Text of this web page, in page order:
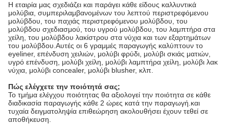
Η εταιρία μας σχεδιάζει και παράγει κάθε είδους καλλυντικά
μολύβια, συμπεριλαμβανομένων του λεπτού περιστρεφόμενου
μολύβδου, του παχιάς περιστρεφόμενου μολύβδου, του
μολύβδου σχεδιασμού, του υγρού μολύβδου, του λαμπτήρα στα
χείλη, του μολύβδου λακίστρου στα νύχια και των εξαρτημάτων
του μολύβδου.Αυτές οι 6 γραμμές παραγωγής καλύπτουν το
eyeliner, επένδυση χειλιών, μολύβι φρύδι, μολύβι σκιάς ματιών,
υγρό επένδυση, μολύβι χείλη, μολύβι λαμπτήρα χείλη, μολύβι λακ
νύχια, μολύβι concealer, μολύβι blusher, κλπ.
Πώς ελέγχετε την ποιότητά σας;
Το τμήμα ελέγχου ποιότητας θα αξιολογεί την ποιότητα σε κάθε
διαδικασία παραγωγής κάθε 2 ώρες κατά την παραγωγή.και
τυχαία δειγματοληψία επιθεώρηση ακολουθήσει έχουν τεθεί σε
αποθήκευση.